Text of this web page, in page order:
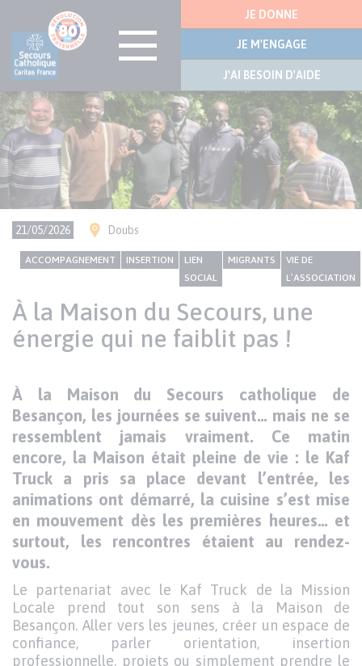
Aller
au
contenu
principal
latérale
JE DONNE
JE M'ENGAGE
J'AI BESOIN D'AIDE
Visuel
bannière
21/05/2026 Ville(s)
Doubs
CONTENU
Thème
ACCOMPAGNEMENT INSERTION
LIEN
SOCIAL
MIGRANTS
VIE DE
L’ASSOCIATION
À la Maison du Secours, une
énergie qui ne faiblit pas !
Paragraphes
de
Texte
À la Maison du Secours catholique de
Besançon, les journées se suivent… mais ne se
ressemblent jamais vraiment. Ce matin
encore, la Maison était pleine de vie : le Kaf
Truck a pris sa place devant l’entrée, les
animations ont démarré, la cuisine s’est mise
en mouvement dès les premières heures… et
surtout, les rencontres étaient au rendez-
vous.
Le partenariat avec le Kaf Truck de la Mission
Locale prend tout son sens à la Maison de
Besançon. Aller vers les jeunes, créer un espace de
confiance, parler orientation, insertion
professionnelle, projets ou simplement prendre le